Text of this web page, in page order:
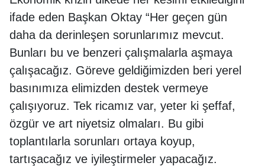
ifade eden Başkan Oktay “Her geçen gün
daha da derinleşen sorunlarımız mevcut.
Bunları bu ve benzeri çalışmalarla aşmaya
çalışacağız. Göreve geldiğimizden beri yerel
basınımıza elimizden destek vermeye
çalışıyoruz. Tek ricamız var, yeter ki şeffaf,
özgür ve art niyetsiz olmaları. Bu gibi
toplantılarla sorunları ortaya koyup,
tartışacağız ve iyileştirmeler yapacağız.